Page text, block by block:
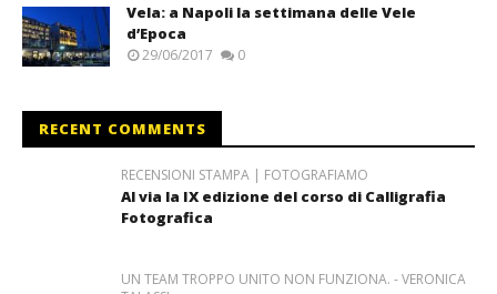
Vela: a Napoli la settimana delle Vele
d’Epoca
29/06/2017 0
RECENT COMMENTS
RECENSIONI STAMPA | FOTOGRAFIAMO
Al via la IX edizione del corso di Calligrafia
Fotografica
UN TEAM TROPPO UNITO NON FUNZIONA. - VERONICA